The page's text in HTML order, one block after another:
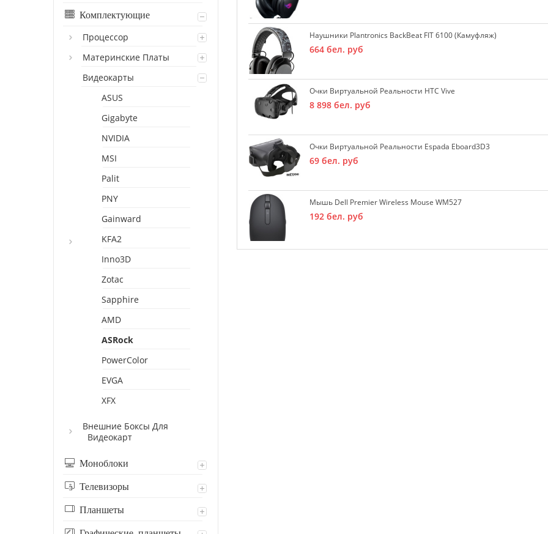
Комплектующие
Процессор
Материнские Платы
Видеокарты
ASUS
Gigabyte
NVIDIA
MSI
Palit
PNY
Gainward
KFA2
Inno3D
Zotac
Sapphire
AMD
ASRock
PowerColor
EVGA
XFX
Видеокарт
Моноблоки
Телевизоры
Планшеты
Наушники Plantronics BackBeat FIT 6100 (камуфляж)
664 бел. руб
Очки Виртуальной Реальности HTC Vive
8 898 бел. руб
Очки Виртуальной Реальности Espada Eboard3D3
69 бел. руб
Мышь Dell Premier Wireless Mouse WM527
192 бел. руб